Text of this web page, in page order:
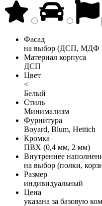
Фасад
на выбор (ДСП, МДФ
Материал корпуса
ДСП
Цвет
<
Белый
Стиль
Минимализм
Фурнитура
Boyard, Blum, Hettich
Кромка
ПВХ (0,4 мм, 2 мм)
Внутреннее
на выбор (полки,
Размер
индивидуальный
Цена
указана за базовую